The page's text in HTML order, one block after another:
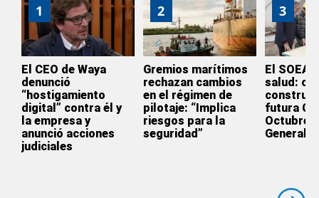
1
El CEO de Waya
denunció
“hostigamiento
digital” contra él y
la empresa y
anunció acciones
judiciales
2
Gremios marítimos
rechazan cambios
en el régimen de
pilotaje: “Implica
riesgos para la
seguridad”
3
El SOEA
salud:
futura
Octubre
General